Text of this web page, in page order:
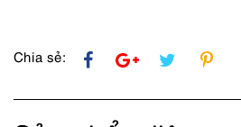
lượng
Chia sẻ: